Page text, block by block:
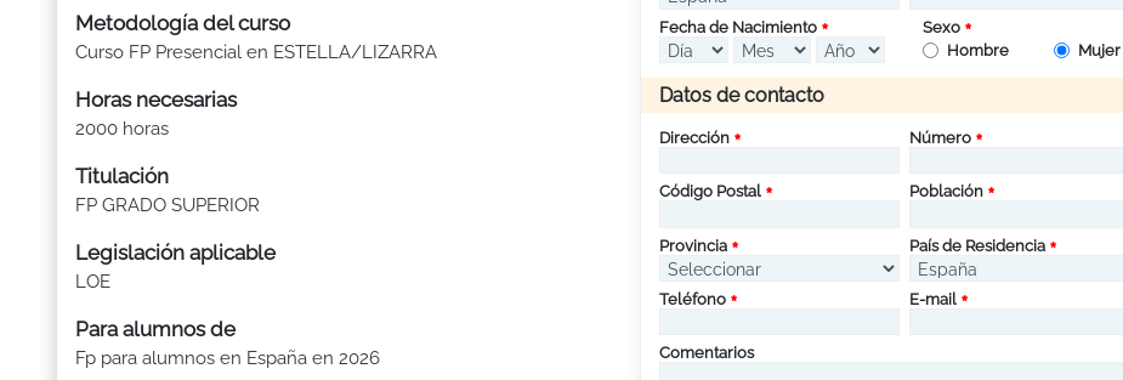
Metodología del curso
Curso FP Presencial en ESTELLA/LIZARRA
Horas necesarias
2000 horas
Titulación
FP GRADO SUPERIOR
Legislación aplicable
LOE
Para alumnos de
Fp para alumnos en España en 2026
Fecha de Nacimiento
Sexo
Hombre
Mujer
Datos de contacto
Dirección Número
Código Postal Población
Provincia País de Residencia
Teléfono E-mail
Comentarios